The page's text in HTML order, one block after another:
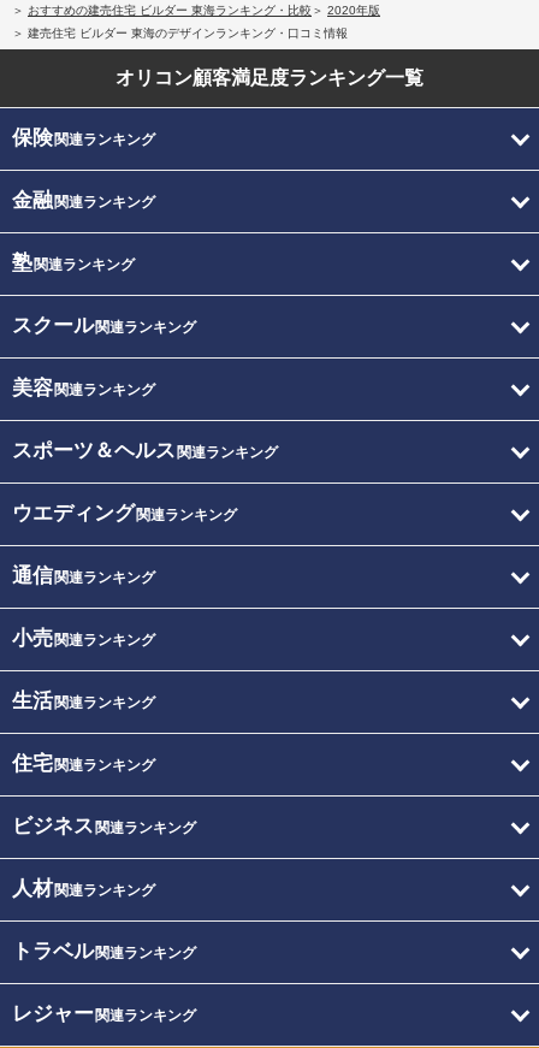
おすすめの建売住宅 ビルダー 東海ランキング・比較
2020年版
建売住宅 ビルダー 東海のデザインランキング・口コミ情報
オリコン顧客満足度ランキング一覧
保険関連ランキング
金融関連ランキング
塾関連ランキング
スクール関連ランキング
美容関連ランキング
スポーツ＆ヘルス 関連ランキング
ウエディング関連ランキング
通信関連ランキング
小売関連ランキング
生活関連ランキング
住宅関連ランキング
ビジネス 関連ランキング
人材関連ランキング
トラベル関連ランキング
レジャー関連ランキング